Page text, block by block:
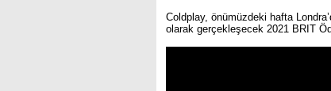
Coldplay, önümüzdeki hafta
olarak gerçekleşecek 2021 BRIT